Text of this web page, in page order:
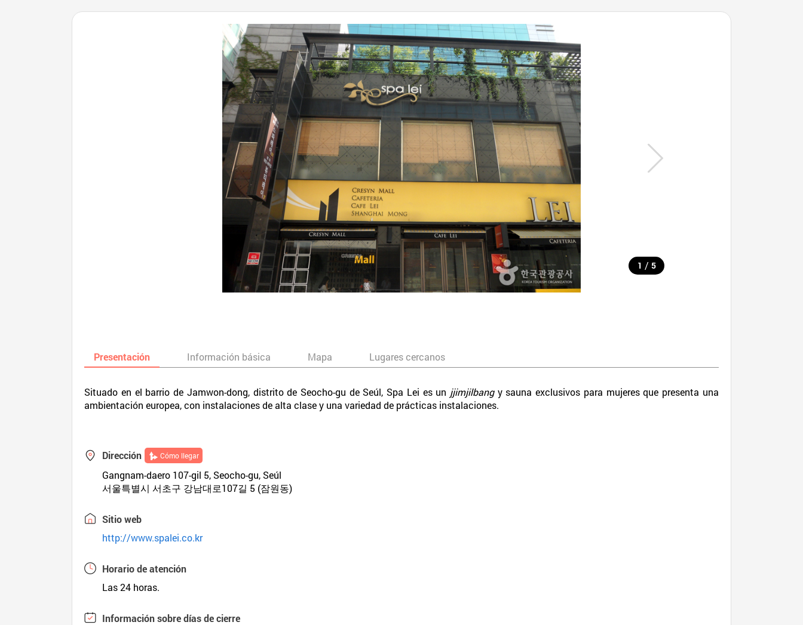
1 / 5
Presentación Información básica Mapa Lugares cercanos
Situado en el barrio de Jamwon-dong, distrito de Seocho-gu de Seúl, Spa Lei es un jjimjilbang y sauna exclusivos para mujeres que presenta una
ambientación europea, con instalaciones de alta clase y una variedad de prácticas instalaciones.
Dirección Cómo llegar
Gangnam-daero 107-gil 5, Seocho-gu, Seúl
서울특별시 서초구 강남대로107길 5 (잠원동)
Sitio web
http://www.spalei.co.kr
Horario de atención
Las 24 horas.
Información sobre días de cierre